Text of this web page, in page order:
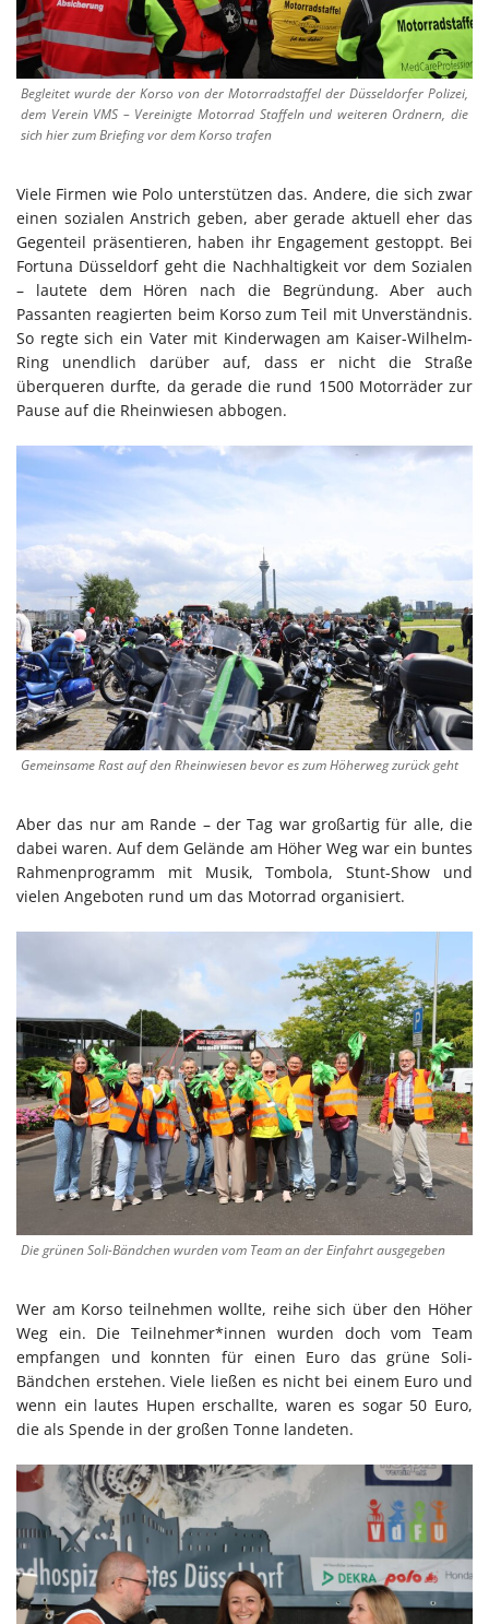
Begleitet wurde der Korso von der Motorradstaffel der Düsseldorfer Polizei,
dem Verein VMS – Vereinigte Motorrad Staffeln und weiteren Ordnern, die
sich hier zum Briefing vor dem Korso trafen
Viele Firmen wie Polo unterstützen das. Andere, die sich zwar
einen sozialen Anstrich geben, aber gerade aktuell eher das
Gegenteil präsentieren, haben ihr Engagement gestoppt. Bei
Fortuna Düsseldorf geht die Nachhaltigkeit vor dem Sozialen
– lautete dem Hören nach die Begründung. Aber auch
Passanten reagierten beim Korso zum Teil mit Unverständnis.
So regte sich ein Vater mit Kinderwagen am Kaiser-Wilhelm-
Ring unendlich darüber auf, dass er nicht die Straße
überqueren durfte, da gerade die rund 1500 Motorräder zur
Pause auf die Rheinwiesen abbogen.
Gemeinsame Rast auf den Rheinwiesen bevor es zum Höherweg zurück geht
Aber das nur am Rande – der Tag war großartig für alle, die
dabei waren. Auf dem Gelände am Höher Weg war ein buntes
Rahmenprogramm mit Musik, Tombola, Stunt-Show und
vielen Angeboten rund um das Motorrad organisiert.
Die grünen Soli-Bändchen wurden vom Team an der Einfahrt ausgegeben
Wer am Korso teilnehmen wollte, reihe sich über den Höher
Weg ein. Die Teilnehmer*innen wurden doch vom Team
empfangen und konnten für einen Euro das grüne Soli-
Bändchen erstehen. Viele ließen es nicht bei einem Euro und
wenn ein lautes Hupen erschallte, waren es sogar 50 Euro,
die als Spende in der großen Tonne landeten.